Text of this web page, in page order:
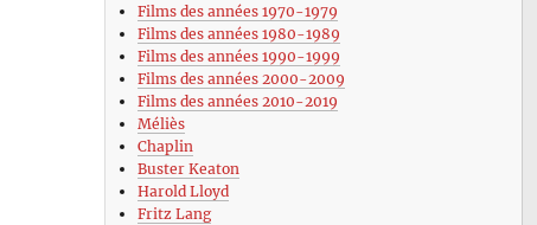
Films des années 1970-1979
Films des années 1980-1989
Films des années 1990-1999
Films des années 2000-2009
Films des années 2010-2019
Méliès
Chaplin
Buster Keaton
Harold Lloyd
Fritz Lang